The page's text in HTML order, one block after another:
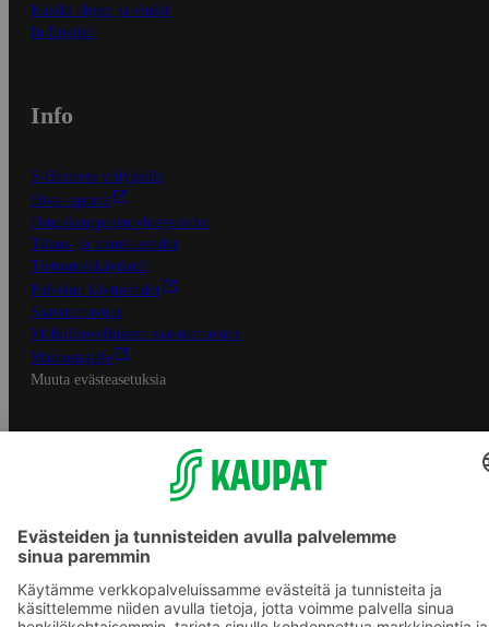
Kaikki ohjeet ja vinkit
In English
Info
S-Business yrityksille
Oiva-raportit
Osuuskauppojen yhteystiedot
Tilaus- ja toimitusehdot
Tietosuojakäytäntö
Palvelun käyttöehdot
Saavutettavuus
Mobiilisovelluksen saavutettavuus
Mainostajalle
Muuta evästeasetuksia
S-ryhmän palvelut
S-ryhmä
Asiakasomistajuus
S-ostoslista -sovellus
Prisma.fi